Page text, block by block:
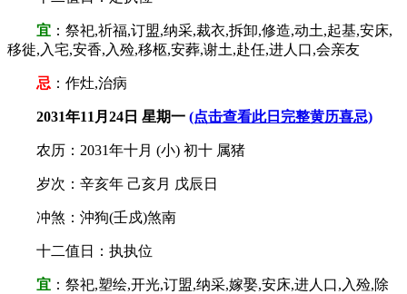
宜 ：祭祀,祈福,订盟,纳采,裁衣,拆卸,修造,动土,起基,安床,
移徙,入宅,安香,入殓,移柩,安葬,谢土,赴任,进人口,会亲友
忌 ：作灶,治病
2031年11月24日 星期一 (点击查看此日完整黄历喜忌)
农历：2031年十月 (小) 初十 属猪
岁次：辛亥年 己亥月 戊辰日
冲煞：沖狗(壬戍)煞南
十二值日：执执位
宜 ：祭祀,塑绘,开光,订盟,纳采,嫁娶,安床,进人口,入殓,除